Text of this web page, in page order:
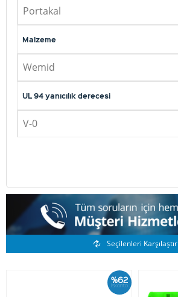
Portakal
Malzeme
Wemid
UL 94 yanıcılık derecesi
V-0
Benzer Ürünler
Seçilenleri Karşılaştır
%62
İskonto